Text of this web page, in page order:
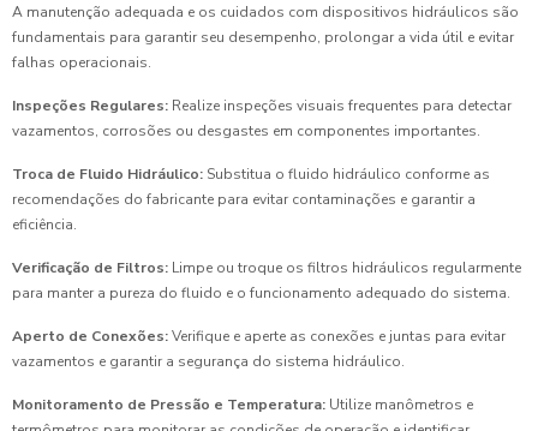
A manutenção adequada e os cuidados com dispositivos hidráulicos são
fundamentais para garantir seu desempenho, prolongar a vida útil e evitar
falhas operacionais.
Inspeções Regulares: Realize inspeções visuais frequentes para detectar
vazamentos, corrosões ou desgastes em componentes importantes.
Troca de Fluido Hidráulico: Substitua o fluido hidráulico conforme as
recomendações do fabricante para evitar contaminações e garantir a
eficiência.
Verificação de Filtros: Limpe ou troque os filtros hidráulicos regularmente
para manter a pureza do fluido e o funcionamento adequado do sistema.
Aperto de Conexões:Verifique e aperte as conexões e juntas para evitar
vazamentos e garantir a segurança do sistema hidráulico.
Monitoramento de Pressão e Temperatura: Utilize manômetros e